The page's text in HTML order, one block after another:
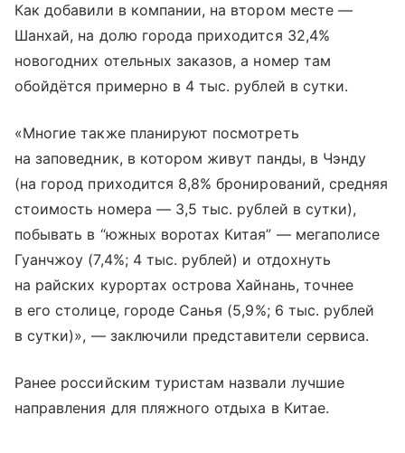
Как добавили в компании, на втором месте —
Шанхай, на долю города приходится 32,4%
новогодних отельных заказов, а номер там
обойдётся примерно в 4 тыс. рублей в сутки.
«Многие также планируют посмотреть
на заповедник, в котором живут панды, в Чэнду
(на город приходится 8,8% бронирований, средняя
стоимость номера — 3,5 тыс. рублей в сутки),
побывать в “южных воротах Китая” — мегаполисе
Гуанчжоу (7,4%; 4 тыс. рублей) и отдохнуть
на райских курортах острова Хайнань, точнее
в его столице, городе Санья (5,9%; 6 тыс. рублей
в сутки)», — заключили представители сервиса.
Ранее российским туристам назвали лучшие
направления для пляжного отдыха в Китае.